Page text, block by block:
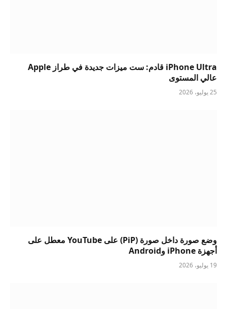
iPhone Ultra قادم: ست ميزات جديدة في طراز Apple
عالي المستوى
25 يوليو، 2026
وضع صورة داخل صورة (PiP) على YouTube معطل على
أجهزة iPhone وAndroid
19 يوليو، 2026